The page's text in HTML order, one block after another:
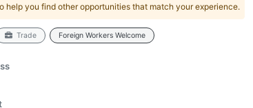
help you find other opportunities that match your experience.
Trade Foreign Workers Welcome